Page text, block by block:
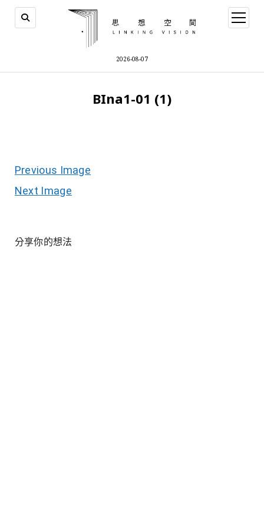
2026-08-07
open
menu
BIna1-01 (1)
Previous Image
Next Image
分享你的想法